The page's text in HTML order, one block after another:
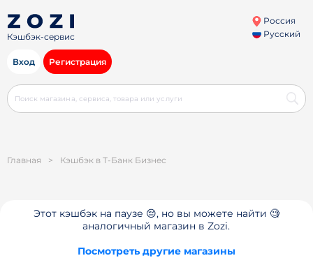
Кэшбэк-сервис
Россия
Русский
Вход Регистрация
Главная > Кэшбэк в Т-Банк Бизнес
Этот кэшбэк на паузе 😔, но вы можете найти 🧐
аналогичный магазин в Zozi.
Посмотреть другие магазины